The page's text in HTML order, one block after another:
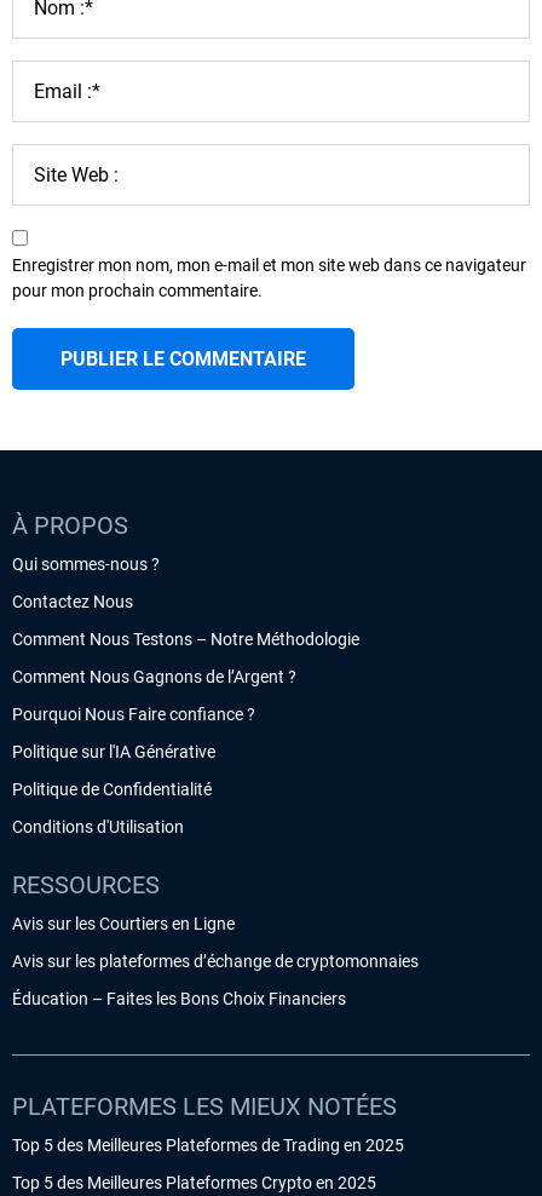
Enregistrer mon nom, mon e-mail et mon site web dans ce navigateur
pour mon prochain commentaire.
À PROPOS
Qui sommes-nous ?
Contactez Nous
Comment Nous Testons – Notre Méthodologie
Comment Nous Gagnons de l’Argent ?
Pourquoi Nous Faire confiance ?
Politique sur l'IA Générative
Politique de Confidentialité
Conditions d'Utilisation
RESSOURCES
Avis sur les Courtiers en Ligne
Avis sur les plateformes d’échange de cryptomonnaies
Éducation – Faites les Bons Choix Financiers
PLATEFORMES LES MIEUX NOTÉES
Top 5 des Meilleures Plateformes de Trading en 2025
Top 5 des Meilleures Plateformes Crypto en 2025